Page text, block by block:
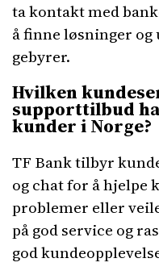
ta kontakt med
å finne løsninger og
gebyrer.
Hvilken
supporttilbud
kunder i Norge?
TF Bank tilbyr
og chat for å hjelpe
problemer eller
på god service og
god